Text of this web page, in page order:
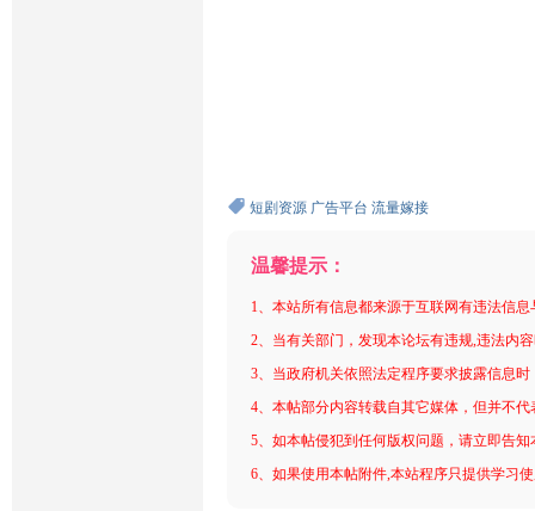
短剧资源 广告平台 流量嫁接
温馨提示：
1、本站所有信息都来源于互联网有违法信
2、当有关部门，发现本论坛有违规,违法内
3、当政府机关依照法定程序要求披露信息
4、本帖部分内容转载自其它媒体，但并不
5、如本帖侵犯到任何版权问题，请立即告
6、如果使用本帖附件,本站程序只提供学习